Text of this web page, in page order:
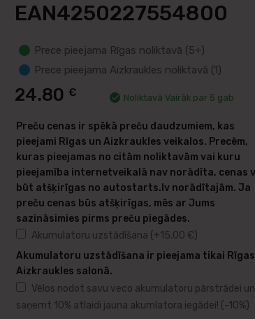
EAN4250227554800
Prece pieejama Rīgas noliktavā (5+)
Prece pieejama Aizkraukles noliktavā (1)
24.80 € Noliktavā Vairāk par 5 gab
Preču cenas ir spēkā preču daudzumiem, kas
pieejami Rīgas un Aizkraukles veikalos. Precēm,
kuras pieejamas no citām noliktavām vai kuru
pieejamība internetveikalā nav norādīta, cenas
būt atšķirīgas no autostarts.lv norādītajām. Ja
preču cenas būs atšķirīgas, mēs ar Jums
sazināsimies pirms preču piegādes.
Akumulatoru uzstādīšana (+15.00 € )
Akumulatoru uzstādīšana ir pieejama tikai
Aizkraukles salonā.
Vēlos nodot savu veco akumulatoru pārstrādei un
saņemt 10% atlaidi jauna akumlatora iegādei! (-10%)